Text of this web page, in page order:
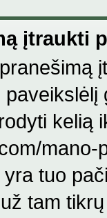
įtraukti
kelią
tuo
tam